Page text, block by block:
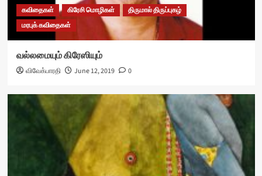
கவிதைகள் கிரேசி மொழிகள்
திருமால் திருப்புகழ்
மரபுக் கவிதைகள்
வல்லமையும் கிரேஸியும்
விவேக்பாரதி June 12, 2019 0